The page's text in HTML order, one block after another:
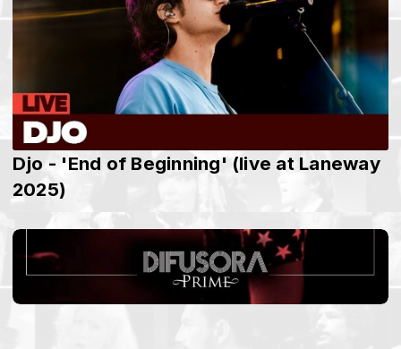
Djo - 'End of Beginning' (live at Laneway
2025)